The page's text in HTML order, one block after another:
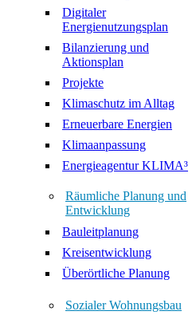
Digitaler
Energienutzungsplan
Bilanzierung und
Aktionsplan
Projekte
Klimaschutz im Alltag
Erneuerbare Energien
Klimaanpassung
Energieagentur KLIMA³
Räumliche Planung und
Entwicklung
Bauleitplanung
Kreisentwicklung
Überörtliche Planung
Sozialer Wohnungsbau